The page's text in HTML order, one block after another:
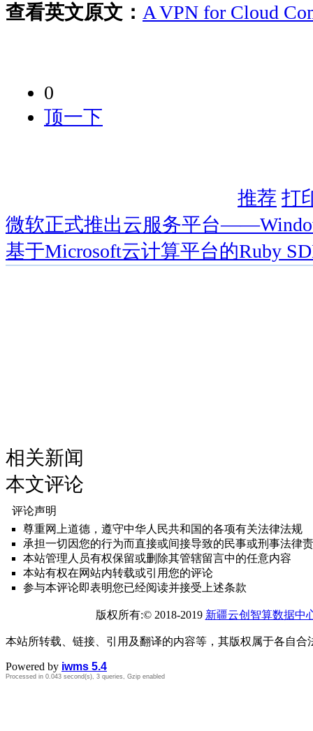
查看英文原文： A VPN for Cloud
0
顶一下
推荐 打
微软正式推出云服务平台
基于Microsoft云计算平台的Ruby
相关新闻
本文评论
评论声明
尊重网上道德，遵守中华人民共和国的各项有关法律法规
承担一切因您的行为而直接或间接导致的民事或刑事法律
本站管理人员有权保留或删除其管辖留言中的任意内容
本站有权在网站内转载或引用您的评论
参与本评论即表明您已经阅读并接受上述条款
版权所有:© 2018-2019 新疆云创智算数据中
本站所转载、链接、引用及翻译的内容等，其版权属于各自合
Powered by iwms 5.4
Processed in 0.043 second(s), 3 queries, Gzip enabled